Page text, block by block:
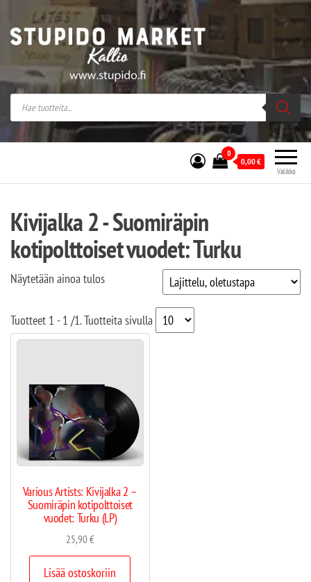
Stupido Market – verkossa ja kivijalassa
Stupido Market on vaihtoehtomusaan
erikoistunut verkko- sekä
kivijalkakauppa Helsingissä Kallion
sydämessä.
Valikko
0
0,00€
Kivijalka 2 - Suomiräpin
kotipolttoiset vuodet: Turku
Näytetään ainoa tulos
Tuotteet 1 - 1 /1. Tuotteita sivulla
Various Artists: Kivijalka 2 –
Suomiräpin kotipolttoiset
vuodet: Turku (LP)
25,90€
Lisää ostoskoriin